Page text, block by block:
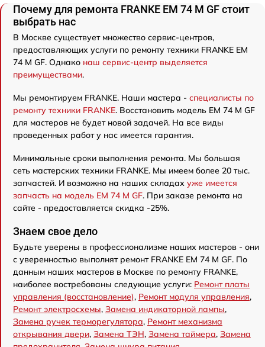
Почему для ремонта FRANKE EM 74 M GF стоит
выбрать нас
В Москве существует множество сервис-центров,
предоставляющих услуги по ремонту техники FRANKE EM
74 M GF. Однако наш сервис-центр выделяется
преимуществами.
Мы ремонтируем FRANKE. Наши мастера - специалисты по
ремонту техники FRANKE. Восстановить модель EM 74 M GF
для мастеров не будет новой задачей. На все виды
проведенных работ у нас имеется гарантия.
Минимальные сроки выполнения ремонта. Мы большая
сеть мастерских техники FRANKE. Мы имеем более 20 тыс.
запчастей. И возможно на наших складах уже имеется
запчасть на модель EM 74 M GF. При заказе ремонта на
сайте - предоставляется скидка -25%.
Знаем свое дело
Будьте уверены в профессионализме наших мастеров - они
с уверенностью выполнят ремонт FRANKE EM 74 M GF. По
данным наших мастеров в Москве по ремонту FRANKE,
наиболее востребованы следующие услуги: Ремонт платы
управления (восстановление), Ремонт модуля управления,
Ремонт электросхемы, Замена индикаторной лампы,
Замена ручек терморегулятора, Ремонт механизма
открывания двери, Замена ТЭН, Замена таймера, Замена